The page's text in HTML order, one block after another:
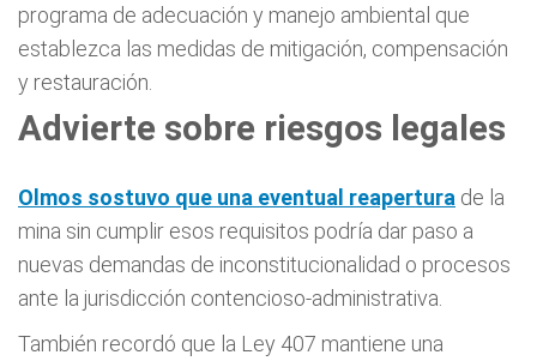
programa de adecuación y manejo ambiental que
establezca las medidas de mitigación, compensación
y restauración.
Advierte sobre riesgos legales
Olmos sostuvo que una eventual reapertura de la
mina sin cumplir esos requisitos podría dar paso a
nuevas demandas de inconstitucionalidad o procesos
ante la jurisdicción contencioso-administrativa.
También recordó que la Ley 407 mantiene una